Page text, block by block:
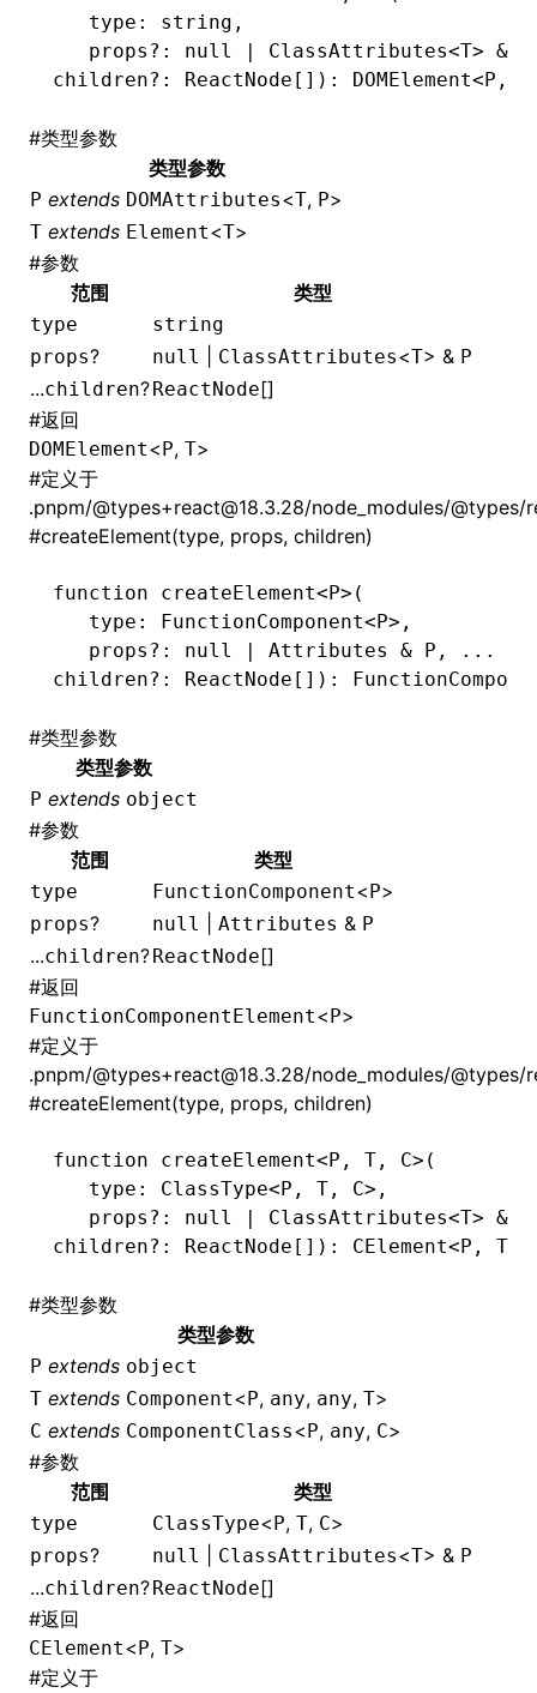
   type
: string ,
   props
?: null | ClassAttributes<T> &
children?: ReactNode []) : DOMElement<P ,
#类型参数
类型参数
P extends DOMAttributes<T, P>
T extends Element<T>
#参数
范围
类型
type
string
props? null ClassAttributes<T> & P
...children?ReactNode[]
#返回
DOMElement<P, T>
#定义于
.pnpm/@types+react@18.3.28/node_modules/
#createElement(type, props, children)
function createElement<P>(
   type
: FunctionComponent<P> ,
   props
?: null | Attributes & P ,
...
children?: ReactNode []) :
#类型参数
类型参数
P extends object
#参数
范围
类型
type FunctionComponent<P>
props? null Attributes & P
...children?ReactNode[]
#返回
FunctionComponentElement<P>
#定义于
.pnpm/@types+react@18.3.28/node_modules/
#createElement(type, props, children)
function createElement<P , T , C>(
   type
: ClassType<P , T , C> ,
   props
?: null | ClassAttributes<T> &
children?: ReactNode []) : CElement<P , T
#类型参数
类型参数
P extends object
T extends Component<P, any, any, T>
C extends ComponentClass<P, any, C>
#参数
范围
类型
type ClassType<P, T, C>
props? null ClassAttributes<T> & P
...children?ReactNode[]
#返回
CElement<P, T>
#定义于